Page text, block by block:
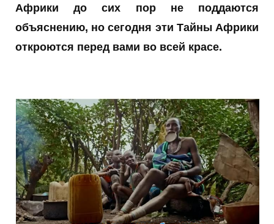
Африки до сих пор не поддаются
объяснению, но сегодня эти Тайны Африки
откроются перед вами во всей красе.